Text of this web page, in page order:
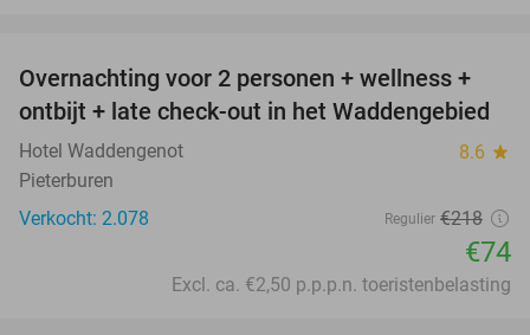
66%
Overnachting voor 2 personen + wellness +
ontbijt + late check-out in het Waddengebied
Hotel Waddengenot 8.6 star
Pieterburen
Verkocht: 2.078
Regulier €218
€74
Excl. ca. €2,50 p.p.p.n. toeristenbelasting